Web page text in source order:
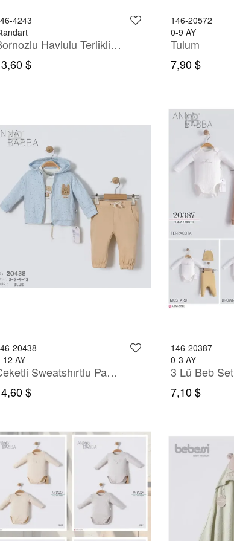
4243
Bornozlu Havlulu Terlikli Set
$
146-20572
0-9 AY
Tulum
7,90 $
20438
12 AY
Ceketli Sweatshırtlu Pantololnu Takım
$
146-20387
0-3 AY
3 Lü Beb Set
7,10 $